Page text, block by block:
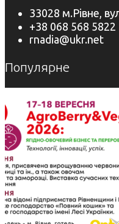
33028 м.Рівне,
+38 068 568 5822
rnadia@ukr.net
Популярне